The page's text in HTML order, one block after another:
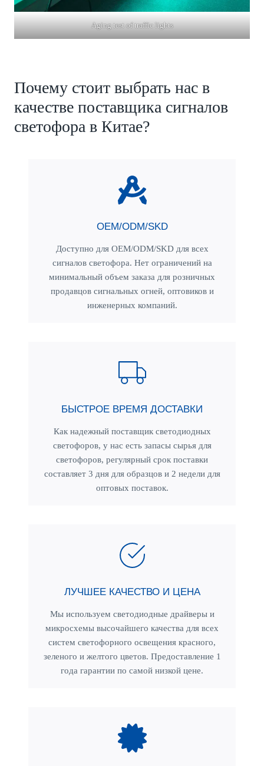
Aging test of traffic lights
Почему стоит выбрать нас в
качестве поставщика сигналов
светофора в Китае?
OEM/ODM/SKD
Доступно для OEM/ODM/SKD для всех
сигналов светофора. Нет ограничений на
минимальный объем заказа для розничных
продавцов сигнальных огней, оптовиков и
инженерных компаний.
БЫСТРОЕ ВРЕМЯ ДОСТАВКИ
Как надежный поставщик светодиодных
светофоров, у нас есть запасы сырья для
светофоров, регулярный срок поставки
составляет 3 дня для образцов и 2 недели для
оптовых поставок.
ЛУЧШЕЕ КАЧЕСТВО И ЦЕНА
Мы используем светодиодные драйверы и
микросхемы высочайшего качества для всех
систем светофорного освещения красного,
зеленого и желтого цветов. Предоставление 1
года гарантии по самой низкой цене.